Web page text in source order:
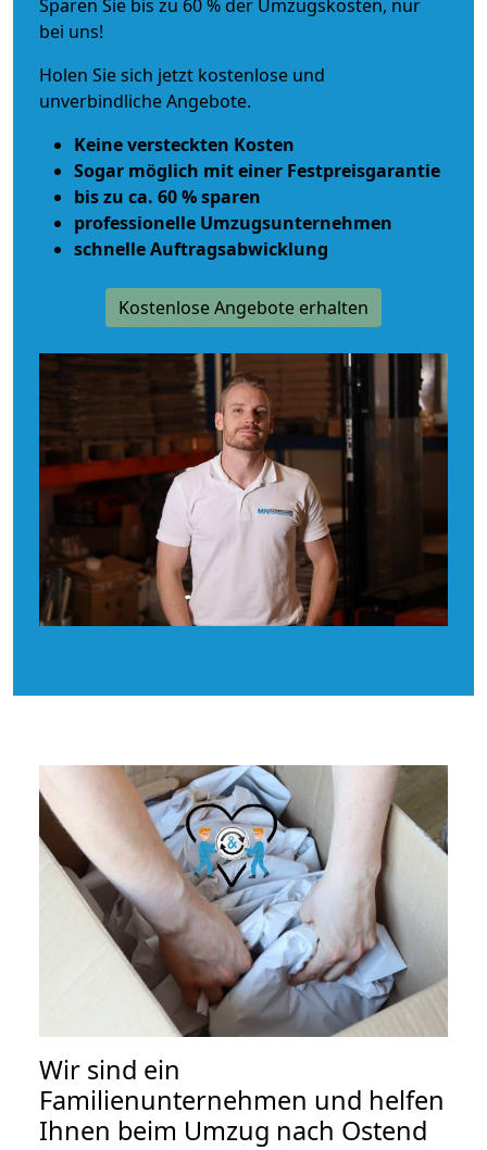
Sparen Sie bis zu 60 % der Umzugskosten, nur
bei uns!
Holen Sie sich jetzt kostenlose und
unverbindliche Angebote.
Keine versteckten Kosten
Sogar möglich mit einer Festpreisgarantie
bis zu ca. 60 % sparen
professionelle Umzugsunternehmen
schnelle Auftragsabwicklung
Kostenlose Angebote erhalten
Wir sind ein
Familienunternehmen und helfen
Ihnen beim Umzug nach Ostend